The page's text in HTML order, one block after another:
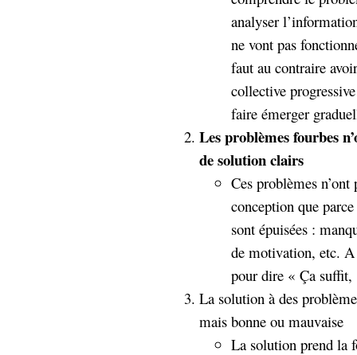
analyser
ne vont pas
faut au contraire
collective
faire émerger
Les problèmes fourbes
de solution clairs
Ces problèmes
conception que
sont épuisées :
de motivation, etc.
pour dire « Ça suffit,
La solution à des
mais bonne ou mauvaise
La solution prend la